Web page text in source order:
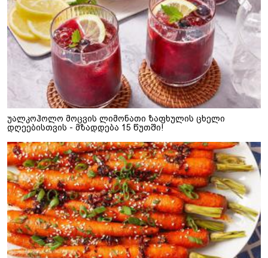
უალკოჰოლო მოცვის ლიმონათი ზაფხულის ცხელი
დღეებისთვის - მზადდება 15 წუთში!